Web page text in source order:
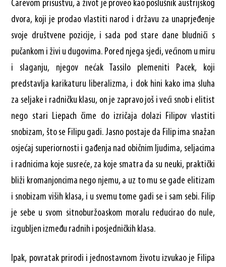
Carevom prisustvu, a život je proveo kao poslušnik austrijskog
dvora, koji je prodao vlastiti narod i državu za unaprjeđenje
svoje društvene pozicije, i sada pod stare dane bludniči s
pučankom i živi u dugovima. Pored njega sjedi, većinom u miru
i slaganju, njegov nećak Tassilo plemeniti Pacek, koji
predstavlja karikaturu liberalizma, i dok hini kako ima sluha
za seljake i radničku klasu, on je zapravo još i veći snob i elitist
nego stari Liepach čime do izričaja dolazi Filipov vlastiti
snobizam, što se Filipu gadi. Jasno postaje da Filip ima snažan
osjećaj superiornosti i gađenja nad običnim ljudima, seljacima
i radnicima koje susreće, za koje smatra da su neuki, praktički
bliži kromanjoncima nego njemu, a uz to mu se gade elitizam
i snobizam viših klasa, i u svemu tome gadi se i sam sebi. Filip
je sebe u svom sitnoburžoaskom moralu reducirao do nule,
izgubljen između radnih i posjedničkih klasa.
Ipak, povratak prirodi i jednostavnom životu izvukao je Filipa